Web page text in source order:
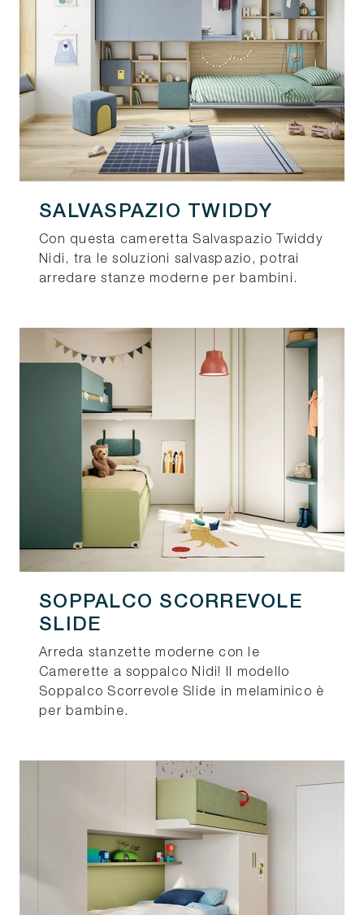
SALVASPAZIO TWIDDY
Con questa cameretta Salvaspazio Twiddy
Nidi, tra le soluzioni salvaspazio, potrai
arredare stanze moderne per bambini.
SOPPALCO SCORREVOLE
SLIDE
Arreda stanzette moderne con le
Camerette a soppalco Nidi! Il modello
Soppalco Scorrevole Slide in melaminico è
per bambine.